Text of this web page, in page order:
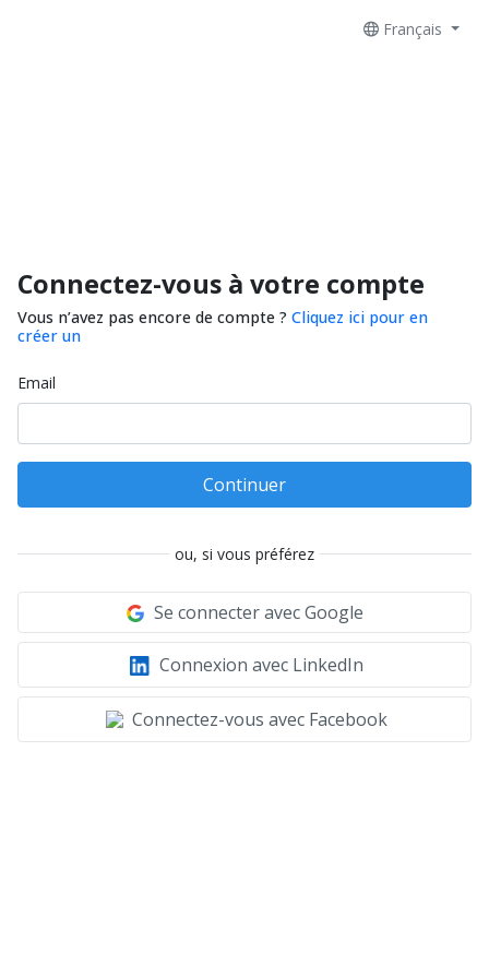
Français
Connectez-vous à votre compte
Vous n’avez pas encore de compte ? Cliquez ici pour en
créer un
Email
Continuer
ou, si vous préférez
Se connecter avec Google
Connexion avec LinkedIn
Connectez-vous avec Facebook